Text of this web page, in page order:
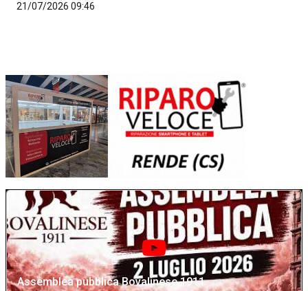
21/07/2026 09:46
Assemblea pubblica Bovalinese 1911